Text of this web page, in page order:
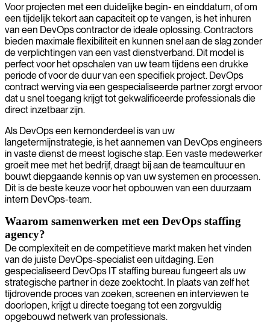
Voor projecten met een duidelijke begin- en einddatum, of om
een tijdelijk tekort aan capaciteit op te vangen, is het inhuren
van een DevOps contractor de ideale oplossing. Contractors
bieden maximale flexibiliteit en kunnen snel aan de slag zonder
de verplichtingen van een vast dienstverband. Dit model is
perfect voor het opschalen van uw team tijdens een drukke
periode of voor de duur van een specifiek project. DevOps
contract werving via een gespecialiseerde partner zorgt ervoor
dat u snel toegang krijgt tot gekwalificeerde professionals die
direct inzetbaar zijn.
Als DevOps een kernonderdeel is van uw
langetermijnstrategie, is het aannemen van DevOps engineers
in vaste dienst de meest logische stap. Een vaste medewerker
groeit mee met het bedrijf, draagt bij aan de teamcultuur en
bouwt diepgaande kennis op van uw systemen en processen.
Dit is de beste keuze voor het opbouwen van een duurzaam
intern DevOps-team.
Waarom samenwerken met een DevOps staffing
agency?
De complexiteit en de competitieve markt maken het vinden
van de juiste DevOps-specialist een uitdaging. Een
gespecialiseerd DevOps IT staffing bureau fungeert als uw
strategische partner in deze zoektocht. In plaats van zelf het
tijdrovende proces van zoeken, screenen en interviewen te
doorlopen, krijgt u directe toegang tot een zorgvuldig
opgebouwd netwerk van professionals.